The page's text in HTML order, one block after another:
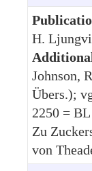
H.
Johnson,
Übers.);
2250 =
Zu
von